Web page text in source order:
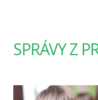
SPRÁVY Z